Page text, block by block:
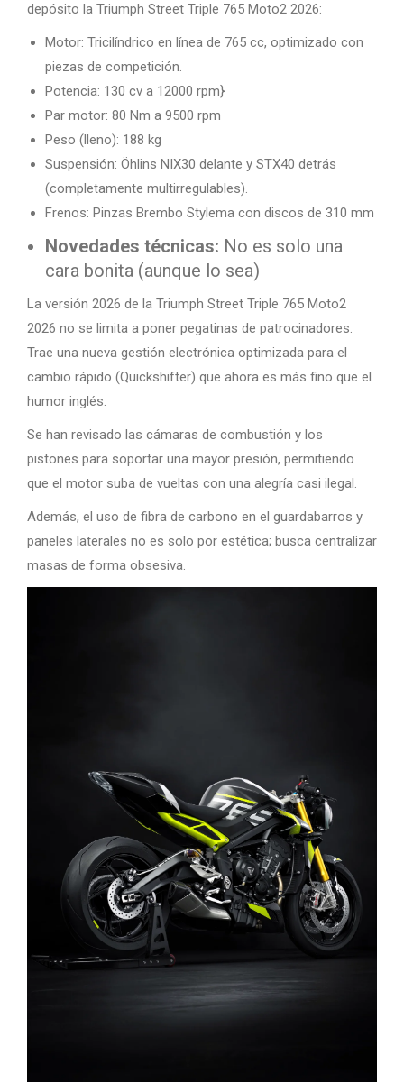
depósito la Triumph Street Triple 765 Moto2 2026:
Motor: Tricilíndrico en línea de 765 cc, optimizado con
piezas de competición.
Potencia: 130 cv a 12000 rpm}
Par motor: 80 Nm a 9500 rpm
Peso (lleno): 188 kg
Suspensión: Öhlins NIX30 delante y STX40 detrás
(completamente multirregulables).
Frenos: Pinzas Brembo Stylema con discos de 310 mm
Novedades técnicas: No es solo una
cara bonita (aunque lo sea)
La versión 2026 de la Triumph Street Triple 765 Moto2
2026 no se limita a poner pegatinas de patrocinadores.
Trae una nueva gestión electrónica optimizada para el
cambio rápido (Quickshifter) que ahora es más fino que el
humor inglés.
Se han revisado las cámaras de combustión y los
pistones para soportar una mayor presión, permitiendo
que el motor suba de vueltas con una alegría casi ilegal.
Además, el uso de fibra de carbono en el guardabarros y
paneles laterales no es solo por estética; busca centralizar
masas de forma obsesiva.